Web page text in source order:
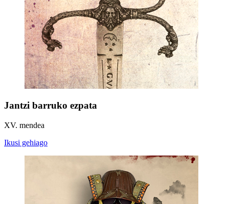
Jantzi barruko ezpata
XV. mendea
Ikusi gehiago